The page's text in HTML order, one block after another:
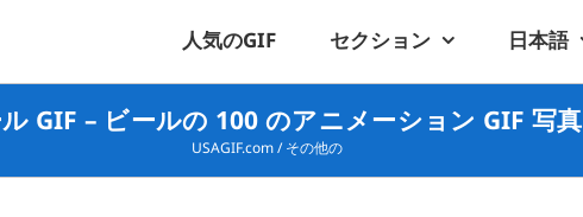
人気のGIF セクション 日本語
GIF – ビールの 100 のアニメーション GIF 写真
USAGIF.com/その他の